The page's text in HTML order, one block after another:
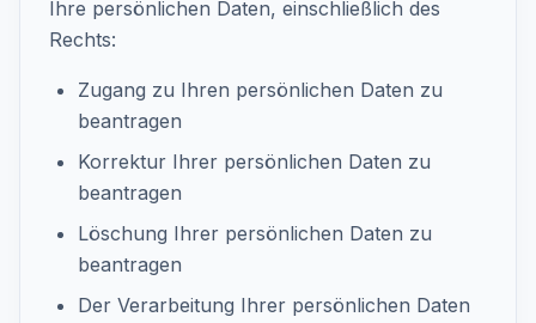
Ihre persönlichen Daten, einschließlich des
Rechts:
Zugang zu Ihren persönlichen Daten zu
beantragen
Korrektur Ihrer persönlichen Daten zu
beantragen
Löschung Ihrer persönlichen Daten zu
beantragen
Der Verarbeitung Ihrer persönlichen Daten